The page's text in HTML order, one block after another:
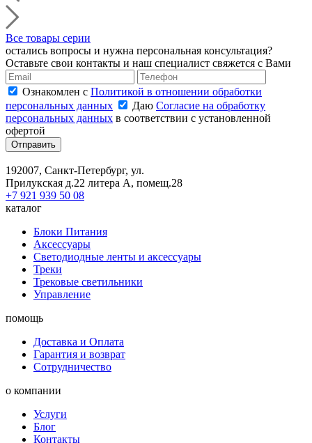
Все товары серии
остались вопросы и нужна персональная консультация?
Оставьте свои контакты и наш специалист свяжется с Вами
Ознакомлен с Политикой в отношении обработки
персональных данных
Даю Согласие на обработку
персональных данных в соответствии с установленной
офертой
Отправить
192007, Санкт-Петербург, ул.
Прилукская д.22 литера А, помещ.28
+7 921 939 50 08
каталог
Блоки Питания
Аксессуары
Светодиодные ленты и аксессуары
Треки
Трековые светильники
Управление
помощь
Доставка и Оплата
Гарантия и возврат
Сотрудничество
о компании
Услуги
Блог
Контакты